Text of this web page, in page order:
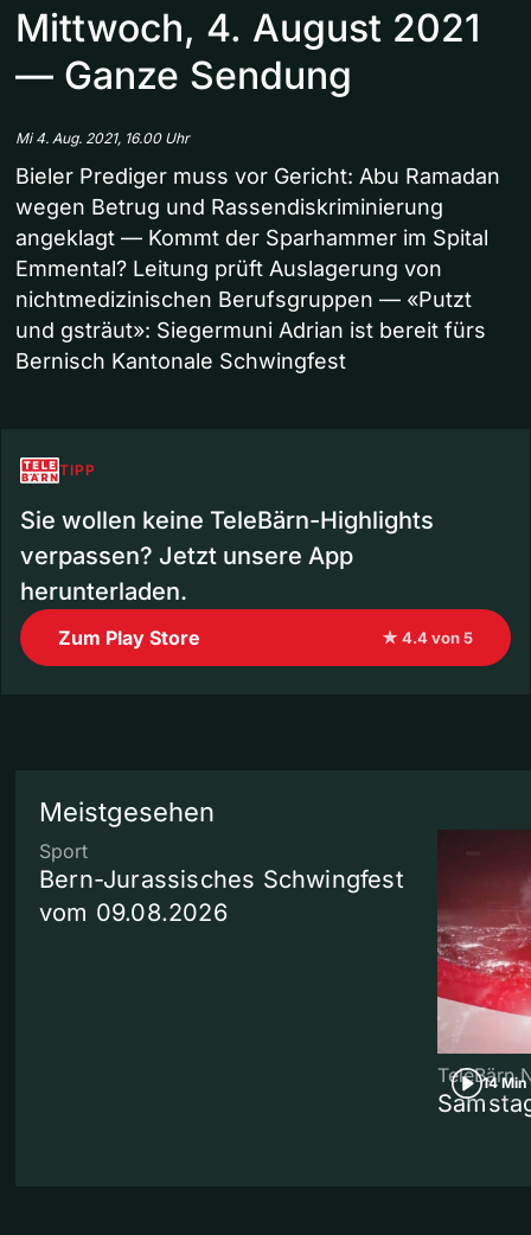
Mittwoch, 4. August 2021
— Ganze Sendung
Mi 4. Aug. 2021, 16.00 Uhr
Bieler Prediger muss vor Gericht: Abu Ramadan
wegen Betrug und Rassendiskriminierung
angeklagt — Kommt der Sparhammer im Spital
Emmental? Leitung prüft Auslagerung von
nichtmedizinischen Berufsgruppen — «Putzt
und gsträut»: Siegermuni Adrian ist bereit fürs
Bernisch Kantonale Schwingfest
TIPP
Sie wollen keine TeleBärn-Highlights
verpassen? Jetzt unsere App
herunterladen.
Zum Play Store ★ 4.4 von 5
Meistgesehen
Sport
Bern-Jurassisches Schwingfest
vom 09.08.2026
14 Min
TeleBärn